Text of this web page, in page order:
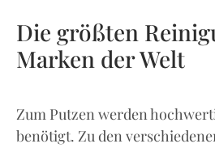
Die größten
Marken der Welt
Zum Putzen werden
benötigt. Zu den